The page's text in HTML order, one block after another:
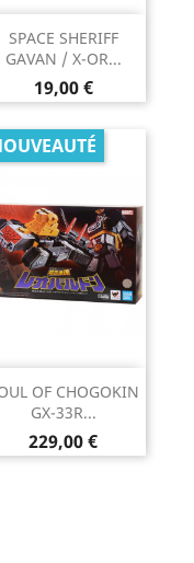
SPACE SHERIFF
GAVAN / X-OR...
Prix
19,00 €
OF CHOGOKIN
GX-33R...
Prix
229,00 €